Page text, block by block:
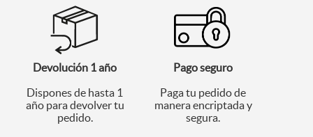
Devolución 1 año
Dispones de hasta 1
año para devolver tu
pedido.
Pago seguro
Paga tu pedido de
manera encriptada y
segura.